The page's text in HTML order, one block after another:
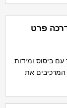
פרט
עם ביסוס ומידות
המרכיבים את